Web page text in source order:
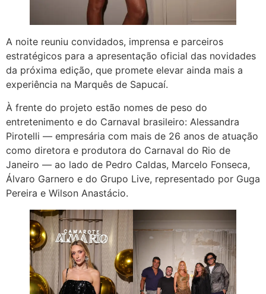
A noite reuniu convidados, imprensa e parceiros
estratégicos para a apresentação oficial das novidades
da próxima edição, que promete elevar ainda mais a
experiência na Marquês de Sapucaí.
À frente do projeto estão nomes de peso do
entretenimento e do Carnaval brasileiro: Alessandra
Pirotelli — empresária com mais de 26 anos de atuação
como diretora e produtora do Carnaval do Rio de
Janeiro — ao lado de Pedro Caldas, Marcelo Fonseca,
Álvaro Garnero e do Grupo Live, representado por Guga
Pereira e Wilson Anastácio.